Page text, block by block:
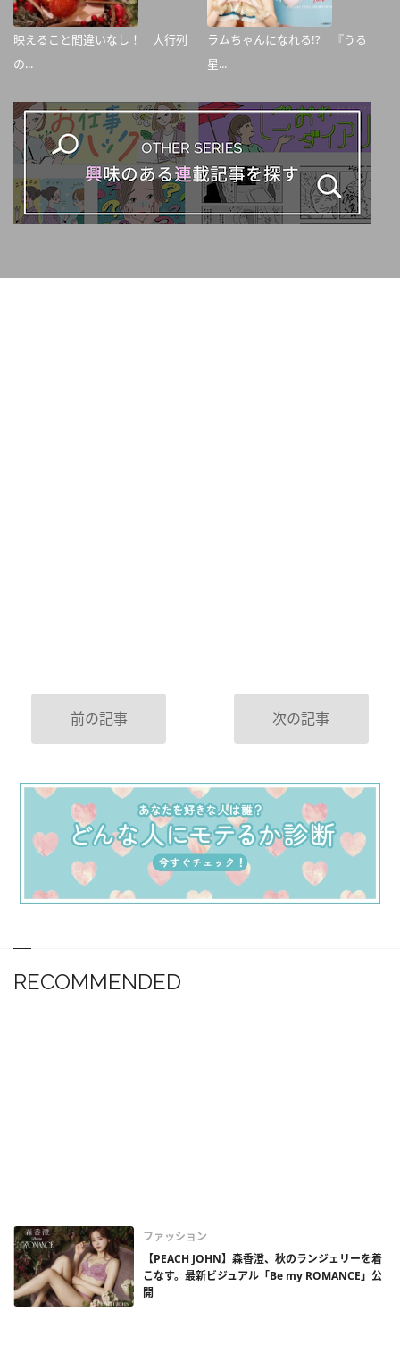
映えること間違いなし！ 大行列
の...
ラムちゃんになれる!? 『うる
星...
前の記事 次の記事
RECOMMENDED
ファッション
【PEACH JOHN】森香澄、秋のランジェリーを着
こなす。最新ビジュアル「Be my ROMANCE」公
開